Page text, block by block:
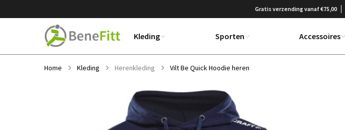
Gratis verzending vanaf €75,00
Kleding Sporten Accessoires
Home Kleding Herenkleding Vilt Be Quick Hoodie heren